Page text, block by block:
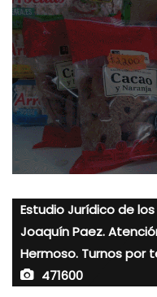
Estudio Jurídico de
Joaquín Paez.
Hermoso. Turnos por
471600